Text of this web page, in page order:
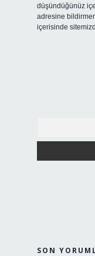
düşündüğünüz
adresine
içerisinde
SON